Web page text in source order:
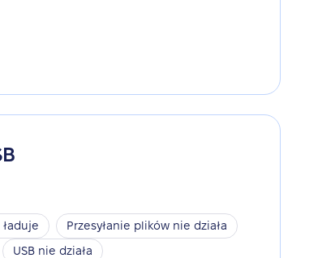
ładuje
Przesyłanie plików nie działa
USB nie działa